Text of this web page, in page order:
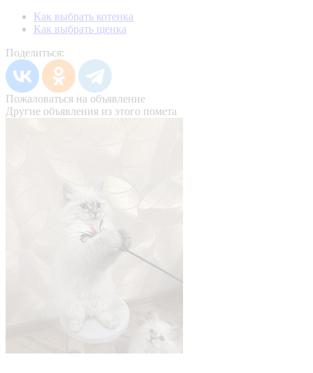
Как выбрать котенка
Как выбрать щенка
Поделиться:
Пожаловаться на объявление
Другие объявления из этого помета